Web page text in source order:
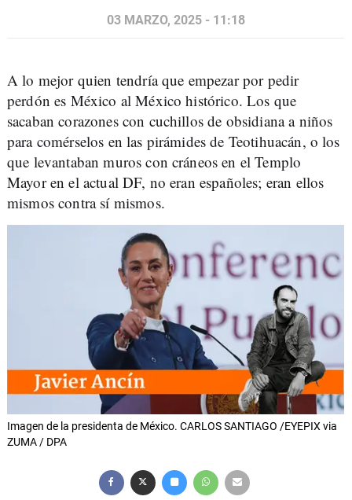
03 MARZO, 2025 - 11:18
A lo mejor quien tendría que empezar por pedir
perdón es México al México histórico. Los que
sacaban corazones con cuchillos de obsidiana a niños
para comérselos en las pirámides de Teotihuacán, o los
que levantaban muros con cráneos en el Templo
Mayor en el actual DF, no eran españoles; eran ellos
mismos contra sí mismos.
Imagen de la presidenta de México. CARLOS SANTIAGO /EYEPIX via
ZUMA / DPA